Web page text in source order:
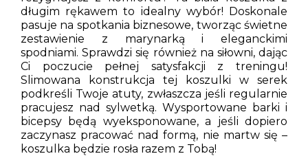
długim rękawem to idealny wybór! Doskonale
pasuje na spotkania biznesowe, tworząc świetne
zestawienie z marynarką i eleganckimi
spodniami. Sprawdzi się również na siłowni, dając
Ci poczucie pełnej satysfakcji z treningu!
Slimowana konstrukcja tej koszulki w serek
podkreśli Twoje atuty, zwłaszcza jeśli regularnie
pracujesz nad sylwetką. Wysportowane barki i
bicepsy będą wyeksponowane, a jeśli dopiero
zaczynasz pracować nad formą, nie martw się –
koszulka będzie rosła razem z Tobą!